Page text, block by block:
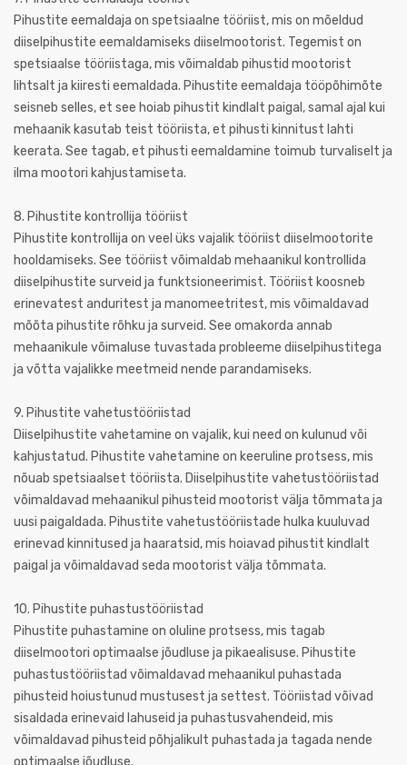
Pihustite eemaldaja on spetsiaalne tööriist, mis on mõeldud
diiselpihustite eemaldamiseks diiselmootorist. Tegemist on
spetsiaalse tööriistaga, mis võimaldab pihustid mootorist
lihtsalt ja kiiresti eemaldada. Pihustite eemaldaja tööpõhimõte
seisneb selles, et see hoiab pihustit kindlalt paigal, samal ajal kui
mehaanik kasutab teist tööriista, et pihusti kinnitust lahti
keerata. See tagab, et pihusti eemaldamine toimub turvaliselt ja
ilma mootori kahjustamiseta.
8. Pihustite kontrollija tööriist
Pihustite kontrollija on veel üks vajalik tööriist diiselmootorite
hooldamiseks. See tööriist võimaldab mehaanikul kontrollida
diiselpihustite surveid ja funktsioneerimist. Tööriist koosneb
erinevatest anduritest ja manomeetritest, mis võimaldavad
mõõta pihustite rõhku ja surveid. See omakorda annab
mehaanikule võimaluse tuvastada probleeme diiselpihustitega
ja võtta vajalikke meetmeid nende parandamiseks.
9. Pihustite vahetustööriistad
Diiselpihustite vahetamine on vajalik, kui need on kulunud või
kahjustatud. Pihustite vahetamine on keeruline protsess, mis
nõuab spetsiaalset tööriista. Diiselpihustite vahetustööriistad
võimaldavad mehaanikul pihusteid mootorist välja tõmmata ja
uusi paigaldada. Pihustite vahetustööriistade hulka kuuluvad
erinevad kinnitused ja haaratsid, mis hoiavad pihustit kindlalt
paigal ja võimaldavad seda mootorist välja tõmmata.
10. Pihustite puhastustööriistad
Pihustite puhastamine on oluline protsess, mis tagab
diiselmootori optimaalse jõudluse ja pikaealisuse. Pihustite
puhastustööriistad võimaldavad mehaanikul puhastada
pihusteid hoiustunud mustusest ja settest. Tööriistad võivad
sisaldada erinevaid lahuseid ja puhastusvahendeid, mis
võimaldavad pihusteid põhjalikult puhastada ja tagada nende
optimaalse jõudluse.